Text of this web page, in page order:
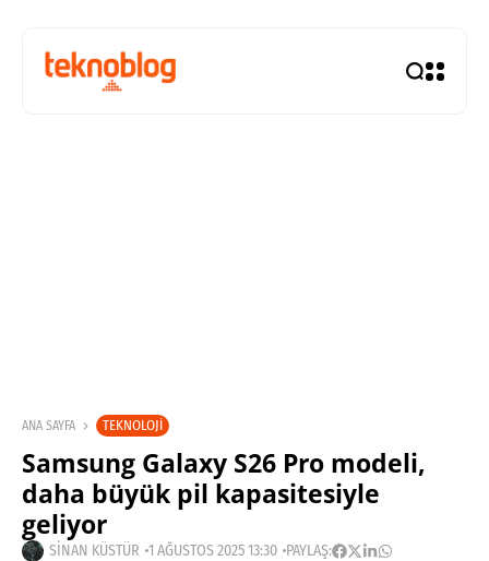
ANA SAYFA TEKNOLOJI
Samsung Galaxy S26 Pro modeli,
daha büyük pil kapasitesiyle
geliyor
SINAN KÜSTÜR 1 AĞUSTOS 2025 13:30 PAYLAŞ: